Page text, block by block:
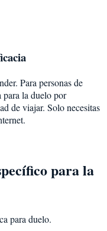
Para personas de
para la duelopor
de viajar. Solo necesitas
para la
para duelo.